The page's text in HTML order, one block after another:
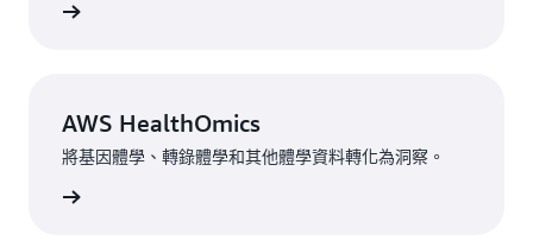
AWS HealthOmics
將基因體學、轉錄體學和其他體學資料轉化為洞察。